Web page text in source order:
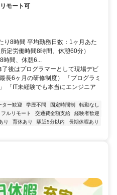
モート可
り8時間 平均勤務日数：1ヶ月あた
定労働時間8時間、休憩60分）
間、休憩6...
後はプログラマーとして現場デビ
長6ヶ月の研修制度） 「プログラミ
「IT未経験でも本当にエンジニア
ター歓迎 学歴不問 固定時間制
転勤なし
フルリモート 交通費全額支給
経験者歓迎
り 育休あり 駅近5分以内
長期休暇あり